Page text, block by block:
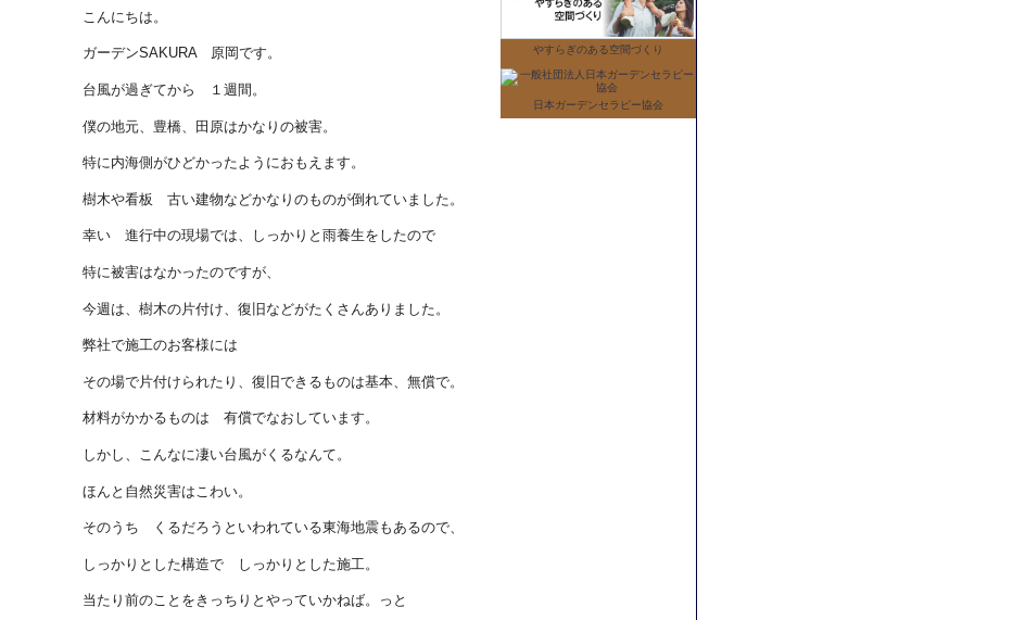
こんにちは。
ガーデンSAKURA 原岡です。
台風が過ぎてから １週間。
僕の地元、豊橋、田原はかなりの被害。
特に内海側がひどかったようにおもえます。
樹木や看板 古い建物などかなりのものが倒れていました。
幸い 進行中の現場では、しっかりと雨養生をしたので
特に被害はなかったのですが、
今週は、樹木の片付け、復旧などがたくさんありました。
弊社で施工のお客様には
その場で片付けられたり、復旧できるものは基本、無償で。
材料がかかるものは 有償でなおしています。
しかし、こんなに凄い台風がくるなんて。
ほんと自然災害はこわい。
そのうち くるだろうといわれている東海地震もあるので、
しっかりとした構造で しっかりとした施工。
当たり前のことをきっちりとやっていかねば。っと
やすらぎのある空間づくり
日本ガーデンセラピー協会